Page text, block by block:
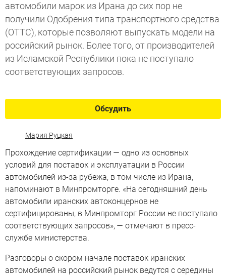
автомобили марок из Ирана до сих пор не
получили Одобрения типа транспортного средства
(ОТТС), которые позволяют выпускать модели на
российский рынок. Более того, от производителей
из Исламской Республики пока не поступало
соответствующих запросов.
Обсудить
Мария Руцкая
Прохождение сертификации — одно из основных
условий для поставок и эксплуатации в России
автомобилей из-за рубежа, в том числе из Ирана,
напоминают в Минпромторге. «На сегодняшний день
автомобили иранских автоконцернов не
сертифицированы, в Минпромторг России не поступало
соответствующих запросов», — отмечают в пресс-
службе министерства.
Разговоры о скором начале поставок иранских
автомобилей на российский рынок ведутся с середины